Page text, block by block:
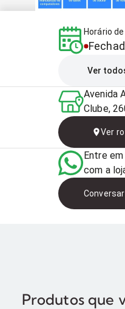
Horário
Ver
Avenida
Clube,
Meriti -
Ver
Entre
com a
Produtos que